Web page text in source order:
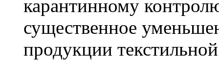
карантинному
существенное
продукции